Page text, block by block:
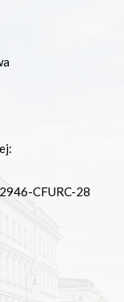
CFURC-28